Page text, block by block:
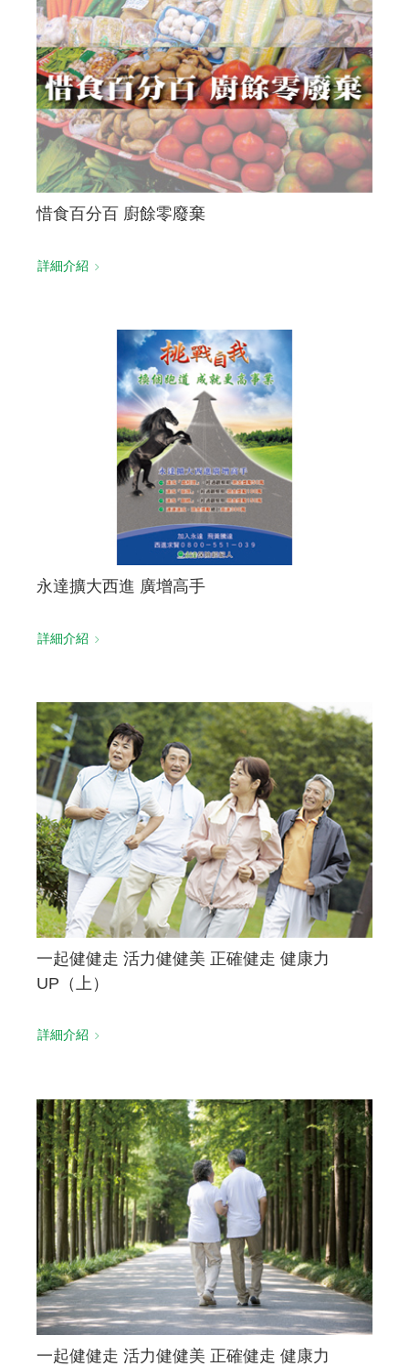
惜食百分百 廚餘零廢棄
詳細介紹
永達擴大西進 廣增高手
詳細介紹
一起健健走 活力健健美 正確健走 健康力
UP（上）
詳細介紹
一起健健走 活力健健美 正確健走 健康力